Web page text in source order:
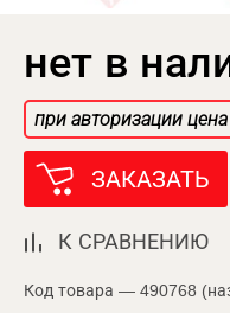
нет в
при авторизации
ЗАКАЗАТЬ
К СРАВНЕНИЮ
Код товара — 490768